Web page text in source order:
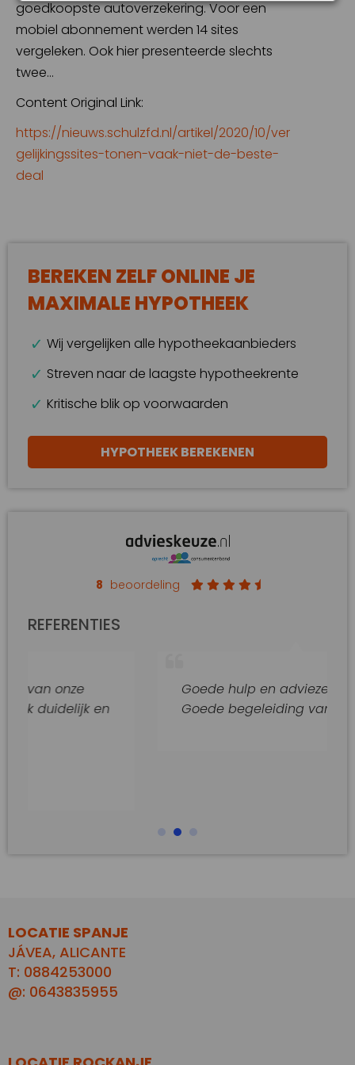
goedkoopste autoverzekering. Voor een
mobiel abonnement werden 14 sites
vergeleken. Ook hier presenteerde slechts
twee…
Content Original Link:
https://nieuws.schulzfd.nl/artikel/2020/10/ver
gelijkingssites-tonen-vaak-niet-de-beste-
deal
BEREKEN ZELF ONLINE JE
MAXIMALE HYPOTHEEK
Wij vergelijken alle hypotheekaanbieders
Streven naar de laagste hypotheekrente
Kritische blik op voorwaarden
HYPOTHEEK BEREKENEN
8 beoordeling
REFERENTIES
en
Goede hulp en adviezen.
Goede begeleiding van dit kantoor
LOCATIE SPANJE
JÁVEA, ALICANTE
T: 0884253000
@: 0643835955